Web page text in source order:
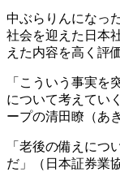
中ぶらりんになっ
社会を迎えた日本
えた内容を高く評
「こういう事実を
について考えてい
ープの清田瞭（あ
「老後の備えにつ
だ」（日本証券業